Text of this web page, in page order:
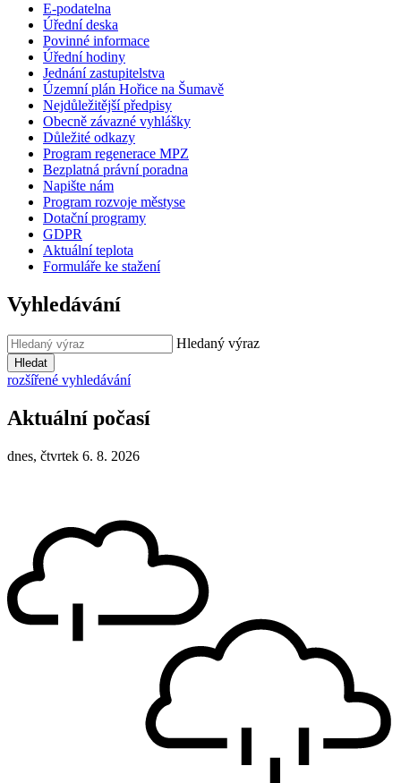
E-podatelna
Úřední deska
Povinné informace
Úřední hodiny
Jednání zastupitelstva
Územní plán Hořice na Šumavě
Nejdůležitější předpisy
Obecně závazné vyhlášky
Důležité odkazy
Program regenerace MPZ
Bezplatná právní poradna
Napište nám
Program rozvoje městyse
Dotační programy
GDPR
Aktuální teplota
Formuláře ke stažení
Vyhledávání
Hledaný výraz
Hledat
rozšířené vyhledávání
Aktuální počasí
dnes, čtvrtek 6. 8. 2026